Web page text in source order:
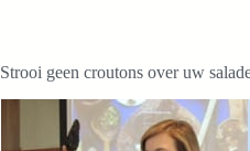
Strooi geen croutons over uw